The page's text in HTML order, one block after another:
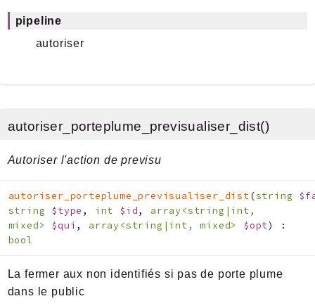
pipeline
autoriser
autoriser_porteplume_previsualiser_dist()
Autoriser l'action de previsu
autoriser_porteplume_previsualiser_dist(string
string $type , int $id, array<string|int,
mixed> $qui , array<string|int, mixed> $opt)
:
bool
La fermer aux non identifiés si pas de porte plume
dans le public